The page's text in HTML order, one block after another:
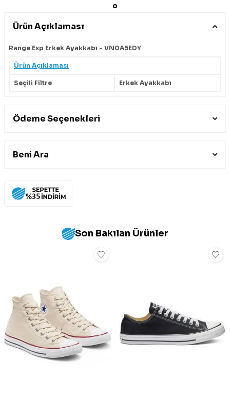
Ürün Açıklaması
Range Exp Erkek Ayakkabı - VN0A5EDY
Ürün Açıklaması
Seçili Filtre Erkek Ayakkabı
Ödeme Seçenekleri
Beni Ara
Son Bakılan Ürünler